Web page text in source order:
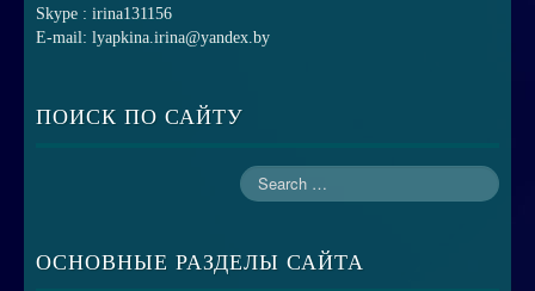
Skype : irina131156
E-mail: lyapkina.irina@yandex.by
ПОИСК ПО САЙТУ
ОСНОВНЫЕ РАЗДЕЛЫ САЙТА